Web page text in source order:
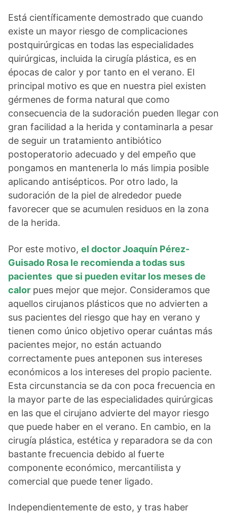
Está científicamente demostrado que cuando
existe un mayor riesgo de complicaciones
postquirúrgicas en todas las especialidades
quirúrgicas, incluida la cirugía plástica, es en
épocas de calor y por tanto en el verano. El
principal motivo es que en nuestra piel existen
gérmenes de forma natural que como
consecuencia de la sudoración pueden llegar con
gran facilidad a la herida y contaminarla a pesar
de seguir un tratamiento antibiótico
postoperatorio adecuado y del empeño que
pongamos en mantenerla lo más limpia posible
aplicando antisépticos. Por otro lado, la
sudoración de la piel de alrededor puede
favorecer que se acumulen residuos en la zona
de la herida.
Por este motivo, el doctor Joaquín Pérez-
Guisado Rosa le recomienda a todas sus
pacientes que si pueden evitar los meses de
calor pues mejor que mejor. Consideramos que
aquellos cirujanos plásticos que no advierten a
sus pacientes del riesgo que hay en verano y
tienen como único objetivo operar cuántas más
pacientes mejor, no están actuando
correctamente pues anteponen sus intereses
económicos a los intereses del propio paciente.
Esta circunstancia se da con poca frecuencia en
la mayor parte de las especialidades quirúrgicas
en las que el cirujano advierte del mayor riesgo
que puede haber en el verano. En cambio, en la
cirugía plástica, estética y reparadora se da con
bastante frecuencia debido al fuerte
componente económico, mercantilista y
comercial que puede tener ligado.
Independientemente de esto, y tras haber